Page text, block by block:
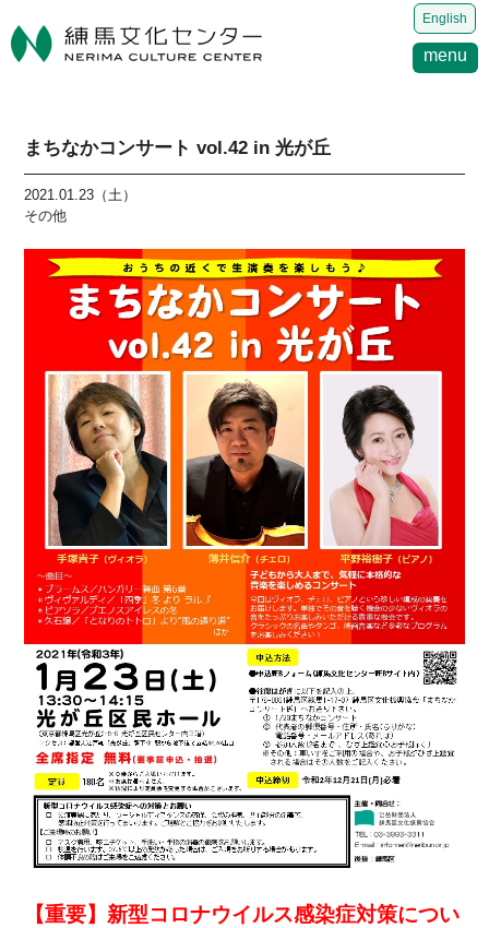
English
menu
まちなかコンサート vol.42 in 光が丘
2021.01.23（土）
その他
【重要】新型コロナウイルス感染症対策につい